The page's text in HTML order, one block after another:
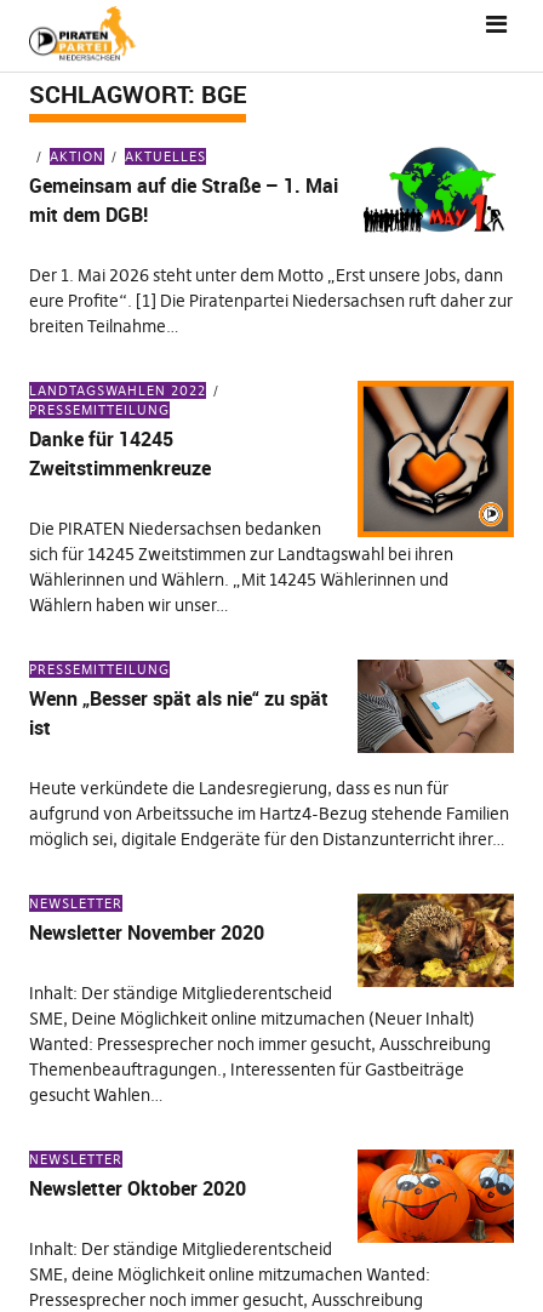
SCHLAGWORT: BGE
AKTION AKTUELLES
Gemeinsam auf die Straße – 1. Mai
mit dem DGB!
Der 1. Mai 2026 steht unter dem Motto „Erst unsere Jobs, dann
eure Profite“. [1] Die Piratenpartei Niedersachsen ruft daher zur
breiten Teilnahme…
LANDTAGSWAHLEN 2022
PRESSEMITTEILUNG
Danke für 14245
Zweitstimmenkreuze
Die PIRATEN Niedersachsen bedanken
sich für 14245 Zweitstimmen zur Landtagswahl bei ihren
Wählerinnen und Wählern. „Mit 14245 Wählerinnen und
Wählern haben wir unser…
PRESSEMITTEILUNG
Wenn „Besser spät als nie“ zu spät
ist
Heute verkündete die Landesregierung, dass es nun für
aufgrund von Arbeitssuche im Hartz4-Bezug stehende Familien
möglich sei, digitale Endgeräte für den Distanzunterricht ihrer…
NEWSLETTER
Newsletter November 2020
Inhalt: Der ständige Mitgliederentscheid
SME, Deine Möglichkeit online mitzumachen (Neuer Inhalt)
Wanted: Pressesprecher noch immer gesucht, Ausschreibung
Themenbeauftragungen., Interessenten für Gastbeiträge
gesucht Wahlen…
NEWSLETTER
Newsletter Oktober 2020
Inhalt: Der ständige Mitgliederentscheid
SME, deine Möglichkeit online mitzumachen Wanted:
Pressesprecher noch immer gesucht, Ausschreibung